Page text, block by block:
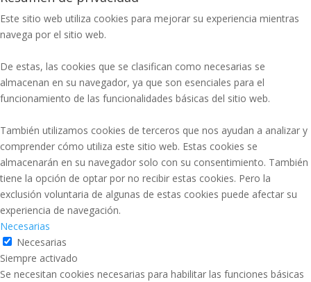
Este sitio web utiliza cookies para mejorar su experiencia mientras
navega por el sitio web.
De estas, las cookies que se clasifican como necesarias se
almacenan en su navegador, ya que son esenciales para el
funcionamiento de las funcionalidades básicas del sitio web.
También utilizamos cookies de terceros que nos ayudan a analizar y
comprender cómo utiliza este sitio web. Estas cookies se
almacenarán en su navegador solo con su consentimiento. También
tiene la opción de optar por no recibir estas cookies. Pero la
exclusión voluntaria de algunas de estas cookies puede afectar su
experiencia de navegación.
Necesarias
Necesarias
Siempre activado
Se necesitan cookies necesarias para habilitar las funciones básicas